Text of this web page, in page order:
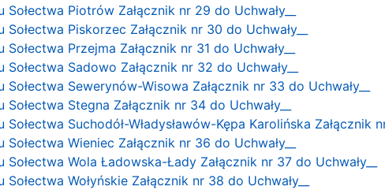
Piotrów Załącznik nr 29 do Uchwały__
Piskorzec Załącznik nr 30 do Uchwały__
Przejma Załącznik nr 31 do Uchwały__
Sadowo Załącznik nr 32 do Uchwały__
Sewerynów-Wisowa Załącznik nr 33 do Uchwały__
Stegna Załącznik nr 34 do Uchwały__
Suchodół-Władysławów-Kępa Karolińska Załącznik
Wieniec Załącznik nr 36 do Uchwały__
Wola Ładowska-Łady Załącznik nr 37 do Uchwały__
Wołyńskie Załącznik nr 38 do Uchwały__